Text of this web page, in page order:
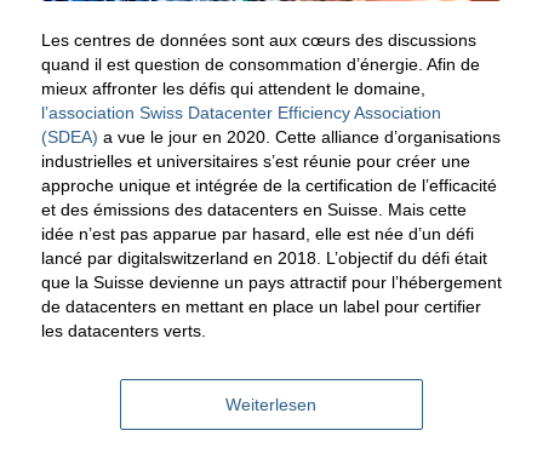
Les centres de données sont aux cœurs des discussions
quand il est question de consommation d’énergie. Afin de
mieux affronter les défis qui attendent le domaine,
l’association Swiss Datacenter Efficiency Association
(SDEA) a vue le jour en 2020. Cette alliance d’organisations
industrielles et universitaires s’est réunie pour créer une
approche unique et intégrée de la certification de l’efficacité
et des émissions des datacenters en Suisse. Mais cette
idée n’est pas apparue par hasard, elle est née d’un défi
lancé par digitalswitzerland en 2018. L’objectif du défi était
que la Suisse devienne un pays attractif pour l’hébergement
de datacenters en mettant en place un label pour certifier
les datacenters verts.
Weiterlesen